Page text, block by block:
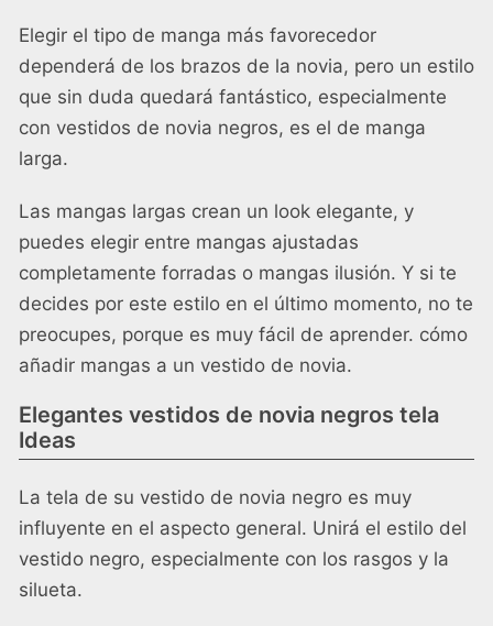
Elegir el tipo de manga más favorecedor
dependerá de los brazos de la novia, pero un estilo
que sin duda quedará fantástico, especialmente
con vestidos de novia negros, es el de manga
larga.
Las mangas largas crean un look elegante, y
puedes elegir entre mangas ajustadas
completamente forradas o mangas ilusión. Y si te
decides por este estilo en el último momento, no te
preocupes, porque es muy fácil de aprender. cómo
añadir mangas a un vestido de novia.
Elegantes vestidos de novia negros tela
Ideas
La tela de su vestido de novia negro es muy
influyente en el aspecto general. Unirá el estilo del
vestido negro, especialmente con los rasgos y la
silueta.